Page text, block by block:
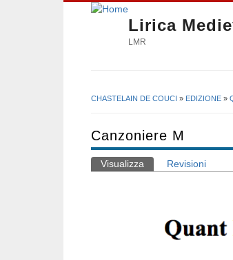
Lirica
LMR
CHASTELAIN DE COUCI » EDIZIONE »
Canzoniere M
Schede primarie
Visualizza (scheda attiva)
Revisioni